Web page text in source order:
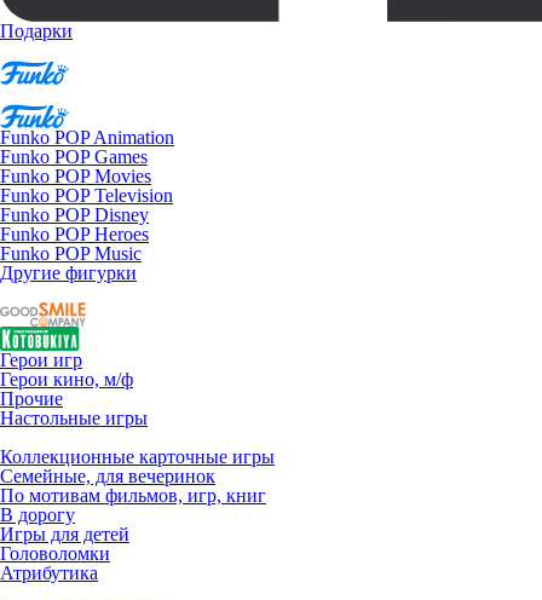
Подарки
Funko POP Animation
Funko POP Games
Funko POP Movies
Funko POP Television
Funko POP Disney
Funko POP Heroes
Funko POP Music
Другие фигурки
Герои игр
Герои кино, м/ф
Прочие
Настольные игры
Коллекционные карточные игры
Семейные, для вечеринок
По мотивам фильмов, игр, книг
В дорогу
Игры для детей
Головоломки
Атрибутика